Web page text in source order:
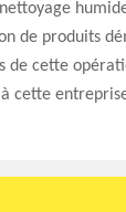
de produits
de cette
cette